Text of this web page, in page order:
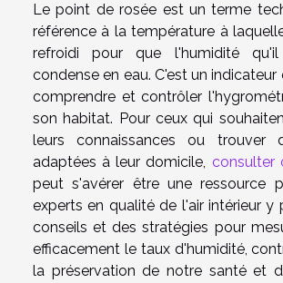
Le point de rosée est un terme
référence à la température à
refroidi pour que l'humidité
condense en eau. C'est un
comprendre et contrôler
son habitat. Pour ceux qui
leurs connaissances ou trouver
adaptées à leur domicile, consulter
peut s'avérer être une ressource
experts en qualité de l'air intérieur y
conseils et des stratégies pour
efficacement le taux d'humidité,
la préservation de notre santé et